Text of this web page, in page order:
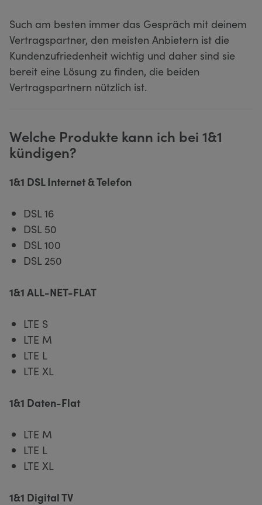
Such am besten immer das Gespräch mit deinem
Vertragspartner, den meisten Anbietern ist die
Kundenzufriedenheit wichtig und daher sind sie
bereit eine Lösung zu finden, die beiden
Vertragspartnern nützlich ist.
Welche Produkte kann ich bei 1&1
kündigen?
1&1 DSL Internet & Telefon
DSL 16
DSL 50
DSL 100
DSL 250
1&1 ALL-NET-FLAT
LTE S
LTE M
LTE L
LTE XL
1&1 Daten-Flat
LTE M
LTE L
LTE XL
1&1 Digital TV